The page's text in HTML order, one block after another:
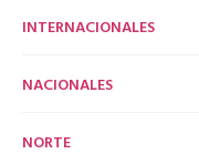
INTERNACIONALES
NACIONALES
NORTE